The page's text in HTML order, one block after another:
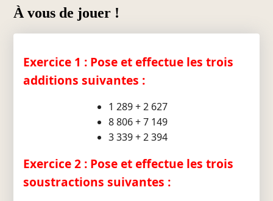
À vous de jouer !
Exercice 1 : Pose et effectue les trois
additions suivantes :
1 289 + 2 627
8 806 + 7 149
3 339 + 2 394
Exercice 2 : Pose et effectue les trois
soustractions suivantes :